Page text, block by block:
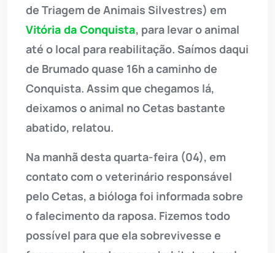
de Triagem de Animais Silvestres) em
Vitória da Conquista, para levar o animal
até o local para reabilitação. Saímos daqui
de Brumado quase 16h a caminho de
Conquista. Assim que chegamos lá,
deixamos o animal no Cetas bastante
abatido, relatou.
Na manhã desta quarta-feira (04), em
contato com o veterinário responsável
pelo Cetas, a bióloga foi informada sobre
o falecimento da raposa. Fizemos todo
possível para que ela sobrevivesse e